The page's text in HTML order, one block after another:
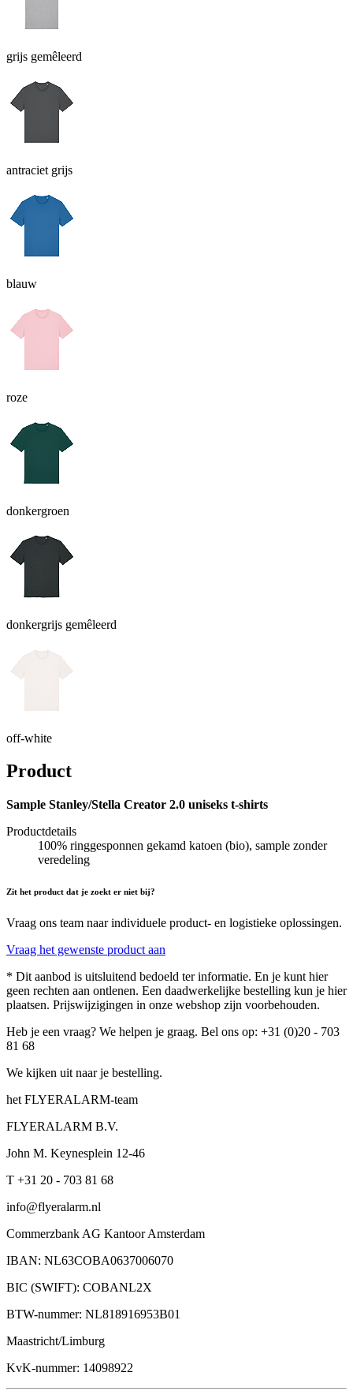
grijs gemêleerd
antraciet grijs
blauw
roze
donkergroen
donkergrijs gemêleerd
off-white
Product
Sample Stanley/Stella Creator 2.0 uniseks t-shirts
Productdetails
100% ringgesponnen gekamd katoen (bio), sample zonder
veredeling
Zit het product dat je zoekt er niet bij?
Vraag ons team naar individuele product- en logistieke oplossingen.
Vraag het gewenste product aan
* Dit aanbod is uitsluitend bedoeld ter informatie. En je kunt hier
geen rechten aan ontlenen. Een daadwerkelijke bestelling kun je hier
plaatsen. Prijswijzigingen in onze webshop zijn voorbehouden.
Heb je een vraag? We helpen je graag. Bel ons op: +31 (0)20 - 703
81 68
We kijken uit naar je bestelling.
het FLYERALARM-team
FLYERALARM B.V.
John M. Keynesplein 12-46
T +31 20 - 703 81 68
info@flyeralarm.nl
Commerzbank AG Kantoor Amsterdam
IBAN: NL63COBA0637006070
BIC (SWIFT): COBANL2X
BTW-nummer: NL818916953B01
Maastricht/Limburg
KvK-nummer: 14098922